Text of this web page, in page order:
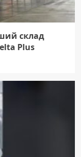
склад
Plus